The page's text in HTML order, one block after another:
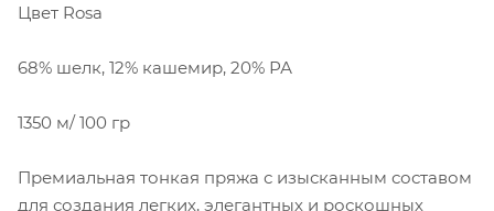
Цвет Rosa
68% шелк, 12% кашемир, 20% РА
1350 м/ 100 гр
Премиальная тонкая пряжа с изысканным составом
для создания легких, элегантных и роскошных